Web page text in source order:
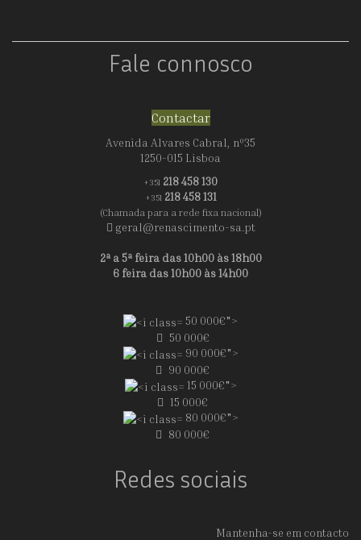
Fale connosco
Contactar
Avenida Alvares Cabral, nº35
1250-015 Lisboa
+351 218 458 130
+351 218 458 131
(Chamada para a rede fixa nacional)
geral@renascimento-sa.pt
2ª a 5ª feira das 10h00 às 18h00
6 feira das 10h00 às 14h00
50 000€">
50 000€
90 000€">
90 000€
15 000€">
15 000€
80 000€">
80 000€
Redes sociais
Mantenha-se em contacto